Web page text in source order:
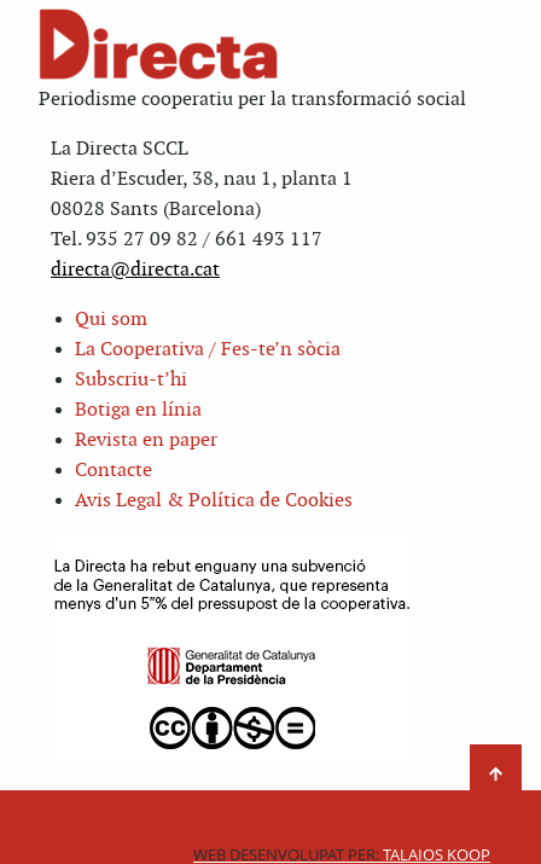
Periodisme cooperatiu per la transformació social
La Directa SCCL
Riera d’Escuder, 38, nau 1, planta 1
08028 Sants (Barcelona)
Tel. 935 27 09 82 / 661 493 117
directa@directa.cat
Qui som
La Cooperativa / Fes-te’n sòcia
Subscriu-t’hi
Botiga en línia
Revista en paper
Contacte
Avis Legal & Política de Cookies
WEB DESENVOLUPAT PER:TALAIOS KOOP